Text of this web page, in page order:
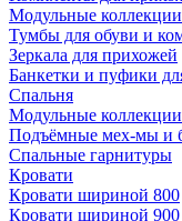
Модульные
Тумбы для обуви и
Зеркала для прихожей
Банкетки и пуфики
Спальня
Модульные
Подъёмные мех-мы и
Спальные гарнитуры
Кровати
Кровати шириной 800
Кровати шириной 900